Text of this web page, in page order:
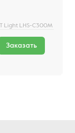
Light LHS-C300M
Заказать